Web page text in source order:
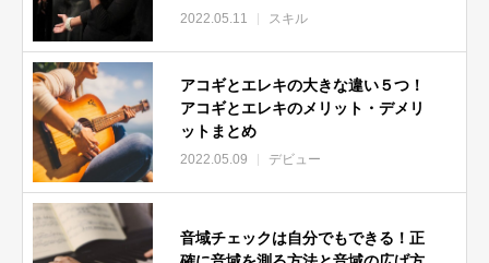
2022.05.11 スキル
アコギとエレキの大きな違い５つ！
アコギとエレキのメリット・デメリ
ットまとめ
2022.05.09 デビュー
音域チェックは自分でもできる！正